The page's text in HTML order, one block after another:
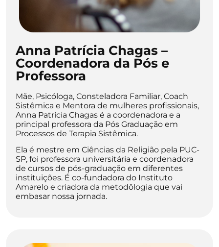
Anna Patrícia Chagas –
Coordenadora da Pós e
Professora
Mãe, Psicóloga, Consteladora Familiar, Coach
Sistêmica e Mentora de mulheres profissionais,
Anna Patrícia Chagas é a coordenadora e a
principal professora da Pós Graduação em
Processos de Terapia Sistêmica.
Ela é mestre em Ciências da Religião pela PUC-
SP, foi professora universitária e coordenadora
de cursos de pós-graduação em diferentes
instituições. É co-fundadora do Instituto
Amarelo e criadora da metodôlogia que vai
embasar nossa jornada.